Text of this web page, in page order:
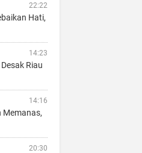
22:22
Hati,
14:23
Riau
14:16
Memanas,
20:30